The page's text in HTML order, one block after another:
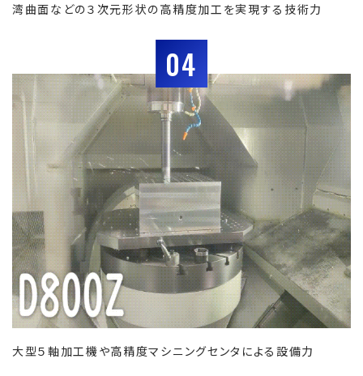
湾曲面などの３次元形状の高精度加工を実現する技術力
04
大型５軸加工機や高精度マシニングセンタによる設備力